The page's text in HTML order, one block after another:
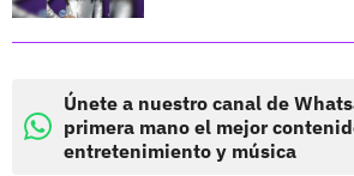
Únete a nuestro canal de
primera mano el mejor
entretenimiento y música